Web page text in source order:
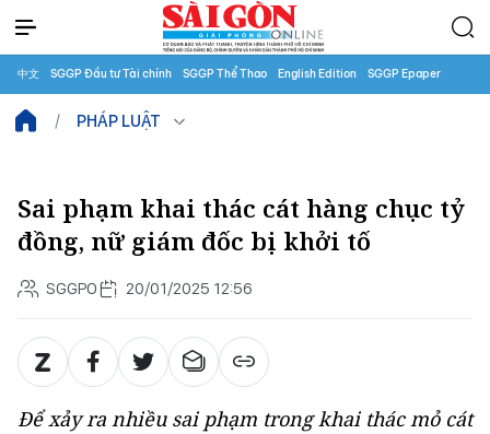
中文 SGGP Đầu tư Tài chính SGGP Thể Thao English Edition SGGP Epaper
PHÁP LUẬT
Sai phạm khai thác cát hàng chục tỷ
đồng, nữ giám đốc bị khởi tố
SGGPO 20/01/2025 12:56
Để xảy ra nhiều sai phạm trong khai thác mỏ cát